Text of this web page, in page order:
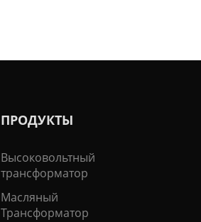
ПРОДУКТЫ
Высоковольтный
трансформатор
Масляный
Трансформатор